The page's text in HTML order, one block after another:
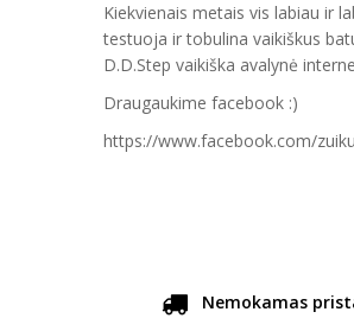
Kiekvienais metais vis labiau ir
testuoja ir tobulina vaikiškus
D.D.Step vaikiška avalynė
Draugaukime facebook :)
https://www.facebook.com/
Nemokamas